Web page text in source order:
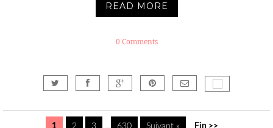
READ MORE
0 Comments
1 2 3 ... 630 Suivant » Fin >>